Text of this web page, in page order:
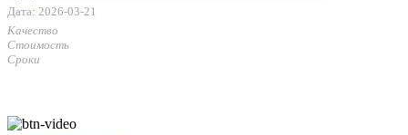
Дата: 2026-03-21
Качество
Стоимость
Сроки